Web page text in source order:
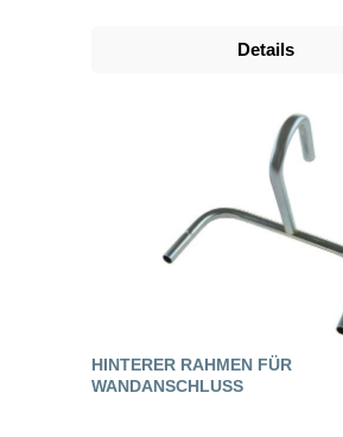
Details
HINTERER RAHMEN FÜR
WANDANSCHLUSS